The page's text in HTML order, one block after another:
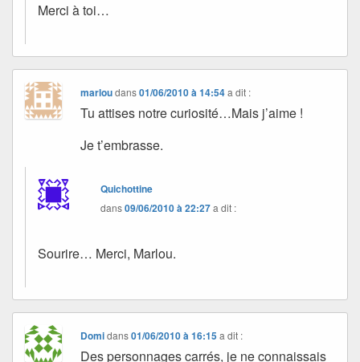
Merci à toi…
marloudans01/06/2010 à 14:54 a dit :
Tu attises notre curiosité…Mais j’aime !
Je t’embrasse.
Quichottine
dans09/06/2010 à 22:27a dit :
Sourire… Merci, Marlou.
Domidans01/06/2010 à 16:15 a dit :
Des personnages carrés, je ne connaissais